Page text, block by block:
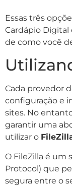
Essas três
Cardápio
de como você
Cada provedor
configuração e
sites. No
garantir uma
utilizar o
O FileZilla é um
Protocol) que
segura entre o